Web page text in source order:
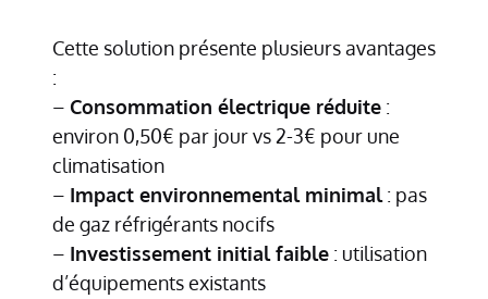
Cette solution présente plusieurs avantages
:
– Consommation électrique réduite :
environ 0,50€ par jour vs 2-3€ pour une
climatisation
– Impact environnemental minimal: pas
de gaz réfrigérants nocifs
– Investissement initial faible : utilisation
d’équipements existants